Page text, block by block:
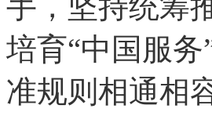
手，坚持统筹
培育“中国服
准规则相通相